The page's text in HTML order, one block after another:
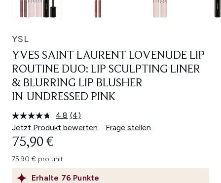
YSL
YVES SAINT LAURENT LOVENUDE LIP
ROUTINE DUO: LIP SCULPTING LINER
& BLURRING LIP BLUSHER
IN UNDRESSED PINK
4.8 4
Bewertungen
Seite.
(4)
Jetzt Produkt bewerten
Frage stellen
Erhalte 76 Punkte
75,90 €
75,90 € pro unit